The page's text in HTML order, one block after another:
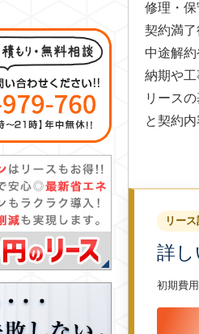
修理・
契約満
中途解
納期や
リース
と契約
リー
詳
初期費